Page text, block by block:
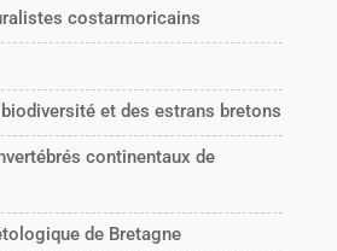
costarmoricains
et des estrans bretons
continentaux de
de Bretagne